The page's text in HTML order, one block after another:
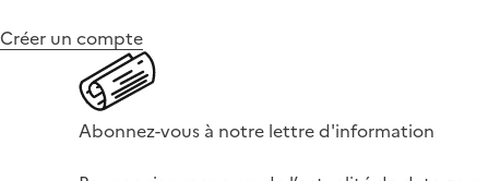
Créer un compte
Abonnez-vous à notre lettre d'information